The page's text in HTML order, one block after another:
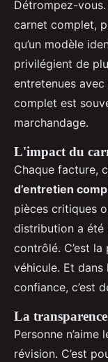
Détrompez-
carnet complet,
qu’un modèle
privilégient de
entretenues avec
complet est
marchandage.
L'impact du
Chaque facture,
d’entretien
pièces critiques
distribution a été
contrôlé. C’est la
véhicule. Et dans
confiance, c’est
La
Personne
révision. C’est